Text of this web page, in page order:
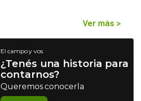
Ver más >
El campo y vos
¿Tenés una historia para
contarnos?
Queremos conocerla